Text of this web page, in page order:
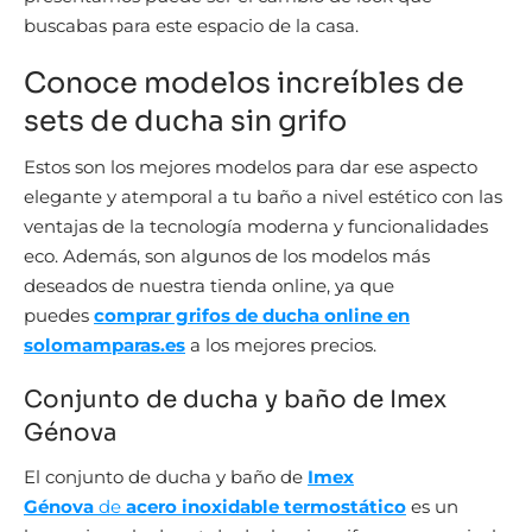
buscabas para este espacio de la casa.
Conoce modelos increíbles de
sets de ducha sin grifo
Estos son los mejores modelos para dar ese aspecto
elegante y atemporal a tu baño a nivel estético con las
ventajas de la tecnología moderna y funcionalidades
eco. Además, son algunos de los modelos más
deseados de nuestra tienda online, ya que
puedes comprar grifos de ducha online en
solomamparas.es a los mejores precios.
Conjunto de ducha y baño de Imex
Génova
El conjunto de ducha y baño de Imex
Génova de acero inoxidable termostático es un